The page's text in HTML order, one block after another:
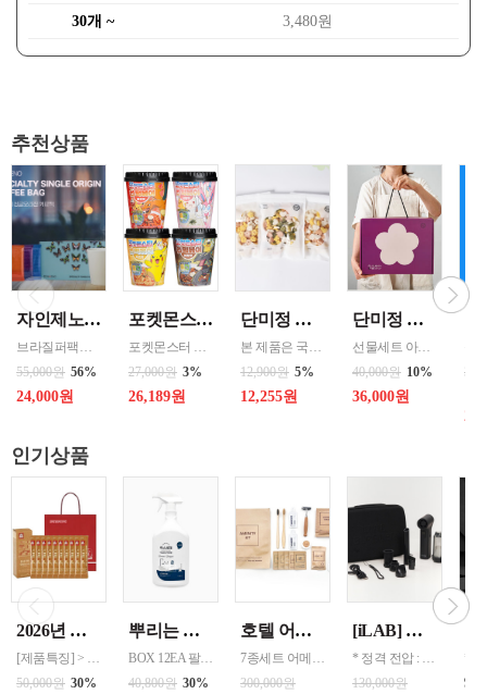
30개 ~ 3,480원
추천상품
자인제노 3종 21입 싱글 로스팅 커피백 13ml 고용량 1케이스 단위 판매
55,000원 56%
24,000원
포켓몬스터 컵떡볶이 115g 4가지맛 8통씩 한박스 발송
27,000원 3%
26,189원
단미정 행복을 담은 떡국떡 500g 파우치 1팩 국산 3종류중 선택 1
12,900원 5%
12,255원
단미정 국산 떡 6종 총 10개 개별포장 * 2세트
선물세트 아이스 냉동포장지원
40,000원 10%
36,000원
인기상품
2026년 설명절 선물세트 [정관장] 홍삼기보데일리스틱 10ml*10포
[제품특징] > 120여 년 노하우로 재배된 6년근 홍과 제조기술로 추출 > 100% 계약재배를 통한 6년근 인삼 > 430여 가지의까다로운 품질 검사 > 액상형 농축액으로 음용이 쉬움 [제품성분] > 덱스트린, 정제수, 홍삼농축액(6년근, 고형분 64%, 홍삼성분 70mg/g 이상, 국산) 6.5%, 녹용추출액(뉴질랜드산), 식물혼합농축액(작약
50,000원 30%
뿌리는 락스세제(욕실용) 1,000ml 12개 한박스단위 판매
BOX 12EA 팔레트 0.0123 원산지 한국 BARCODE 8809367760815
40,800원 30%
호텔 어메니티 여행용 세면도구 50세트 대박스로만 판매 친환경 트레블세트 해외여행준비물 여행세트 일회용세면도구 어메니티세트
7종세트 어메니티 단체
300,000원
[iLAB] 아이랩 윈드 블라스터 에어건 iLAB-WBT 140,000RPM > 새틴블랙 > 크림화이트 선택 1
* 정격 전압 : 5V 2A * 소비 전력 : 30W * 최대 출력 : 200W(max) * 배터리 용량 : 4,000mAh x 2 (병렬) * 사용 시간 : 최저속도 약 120분 / 최고속도 약 12분 * 완충 시간 : 약 3시간 * 풍속 : 최대 22m/s, 최소 6m/s * 모터 스피드 : 140,000 RPM * 흡입력 : 8000 Pa * 규격 :
130,000원